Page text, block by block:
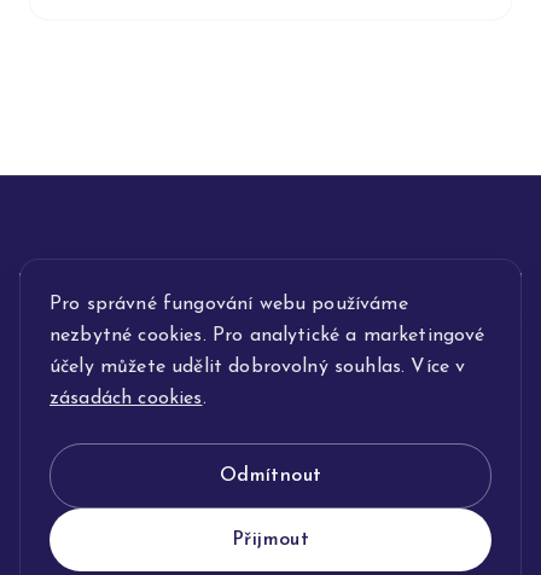
Pro správné fungování webu používáme
nezbytné cookies. Pro analytické a marketingové
účely můžete udělit dobrovolný souhlas. Více v
zásadách cookies.
Odmítnout
Přijmout
INFORMACE
POPIS SLUŽEB
KLENOTNICTVÍ JOLLEO